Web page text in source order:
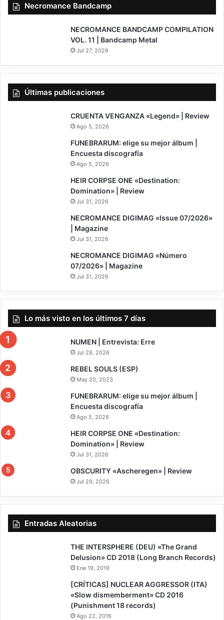
Necromance Bandcamp
NECROMANCE BANDCAMP COMPILATION
VOL. 11 | Bandcamp Metal
Jul 27, 2026
Últimas publicaciones
CRUENTA VENGANZA «Legend» | Review
Ago 5, 2026
FUNEBRARUM: elige su mejor álbum |
Encuesta discografía
Ago 5, 2026
HEIR CORPSE ONE «Destination:
Domination» | Review
Jul 31, 2026
NECROMANCE DIGIMAG «Issue 07/2026»
| Magazine
Jul 31, 2026
NECROMANCE DIGIMAG «Número
07/2026» | Magazine
Jul 31, 2026
Lo más visto en los últimos 7 días
NUMEN | Entrevista: Erre
Jul 28, 2026
REBEL SOULS (ESP)
May 20, 2023
FUNEBRARUM: elige su mejor álbum |
Encuesta discografía
Ago 5, 2026
HEIR CORPSE ONE «Destination:
Domination» | Review
Jul 31, 2026
OBSCURITY «Ascheregen» | Review
Jul 29, 2026
Entradas Aleatorias
THE INTERSPHERE (DEU) «The Grand
Delusion» CD 2018 (Long Branch Records)
Ene 19, 2019
[CRÍTICAS] NUCLEAR AGGRESSOR (ITA)
«Slow dismemberment» CD 2016
(Punishment 18 records)
Ago 22, 2016